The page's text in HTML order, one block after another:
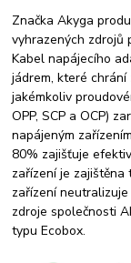
Značka Akyga
vyhrazených zdrojů
Kabel napájecího
jádrem, které
jakémkoliv
OPP, SCP a OCP)
napájeným
80% zajišťuje
zařízení je
zařízení
zdroje společnosti
typu Ecobox.